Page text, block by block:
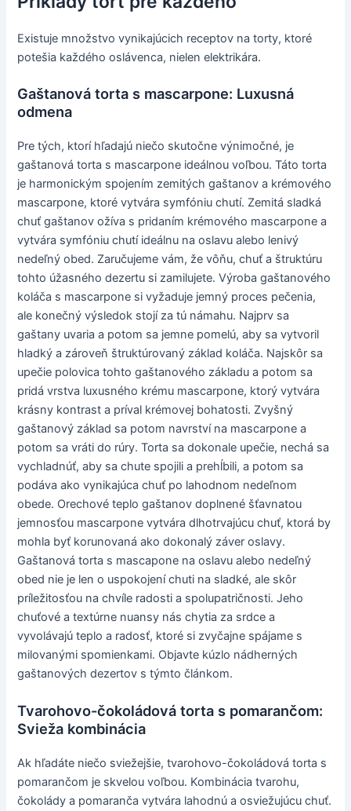
Existuje množstvo vynikajúcich receptov na torty, ktoré
potešia každého oslávenca, nielen elektrikára.
Gaštanová torta s mascarpone: Luxusná
odmena
Pre tých, ktorí hľadajú niečo skutočne výnimočné, je
gaštanová torta s mascarpone ideálnou voľbou. Táto torta
je harmonickým spojením zemitých gaštanov a krémového
mascarpone, ktoré vytvára symfóniu chutí. Zemitá sladká
chuť gaštanov ožíva s pridaním krémového mascarpone a
vytvára symfóniu chutí ideálnu na oslavu alebo lenivý
nedeľný obed. Zaručujeme vám, že vôňu, chuť a štruktúru
tohto úžasného dezertu si zamilujete. Výroba gaštanového
koláča s mascarpone si vyžaduje jemný proces pečenia,
ale konečný výsledok stojí za tú námahu. Najprv sa
gaštany uvaria a potom sa jemne pomelú, aby sa vytvoril
hladký a zároveň štruktúrovaný základ koláča. Najskôr sa
upečie polovica tohto gaštanového základu a potom sa
pridá vrstva luxusného krému mascarpone, ktorý vytvára
krásny kontrast a príval krémovej bohatosti. Zvyšný
gaštanový základ sa potom navrství na mascarpone a
potom sa vráti do rúry. Torta sa dokonale upečie, nechá sa
vychladnúť, aby sa chute spojili a prehĺbili, a potom sa
podáva ako vynikajúca chuť po lahodnom nedeľnom
obede. Orechové teplo gaštanov doplnené šťavnatou
jemnosťou mascarpone vytvára dlhotrvajúcu chuť, ktorá by
mohla byť korunovaná ako dokonalý záver oslavy.
Gaštanová torta s mascapone na oslavu alebo nedeľný
obed nie je len o uspokojení chuti na sladké, ale skôr
príležitosťou na chvíle radosti a spolupatričnosti. Jeho
chuťové a textúrne nuansy nás chytia za srdce a
vyvolávajú teplo a radosť, ktoré si zvyčajne spájame s
milovanými spomienkami. Objavte kúzlo nádherných
gaštanových dezertov s týmto článkom.
Tvarohovo-čokoládová torta s pomarančom:
Svieža kombinácia
Ak hľadáte niečo sviežejšie, tvarohovo-čokoládová torta s
pomarančom je skvelou voľbou. Kombinácia tvarohu,
čokolády a pomaranča vytvára lahodnú a osviežujúcu chuť.